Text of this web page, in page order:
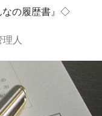
の履歴書』◇
理人